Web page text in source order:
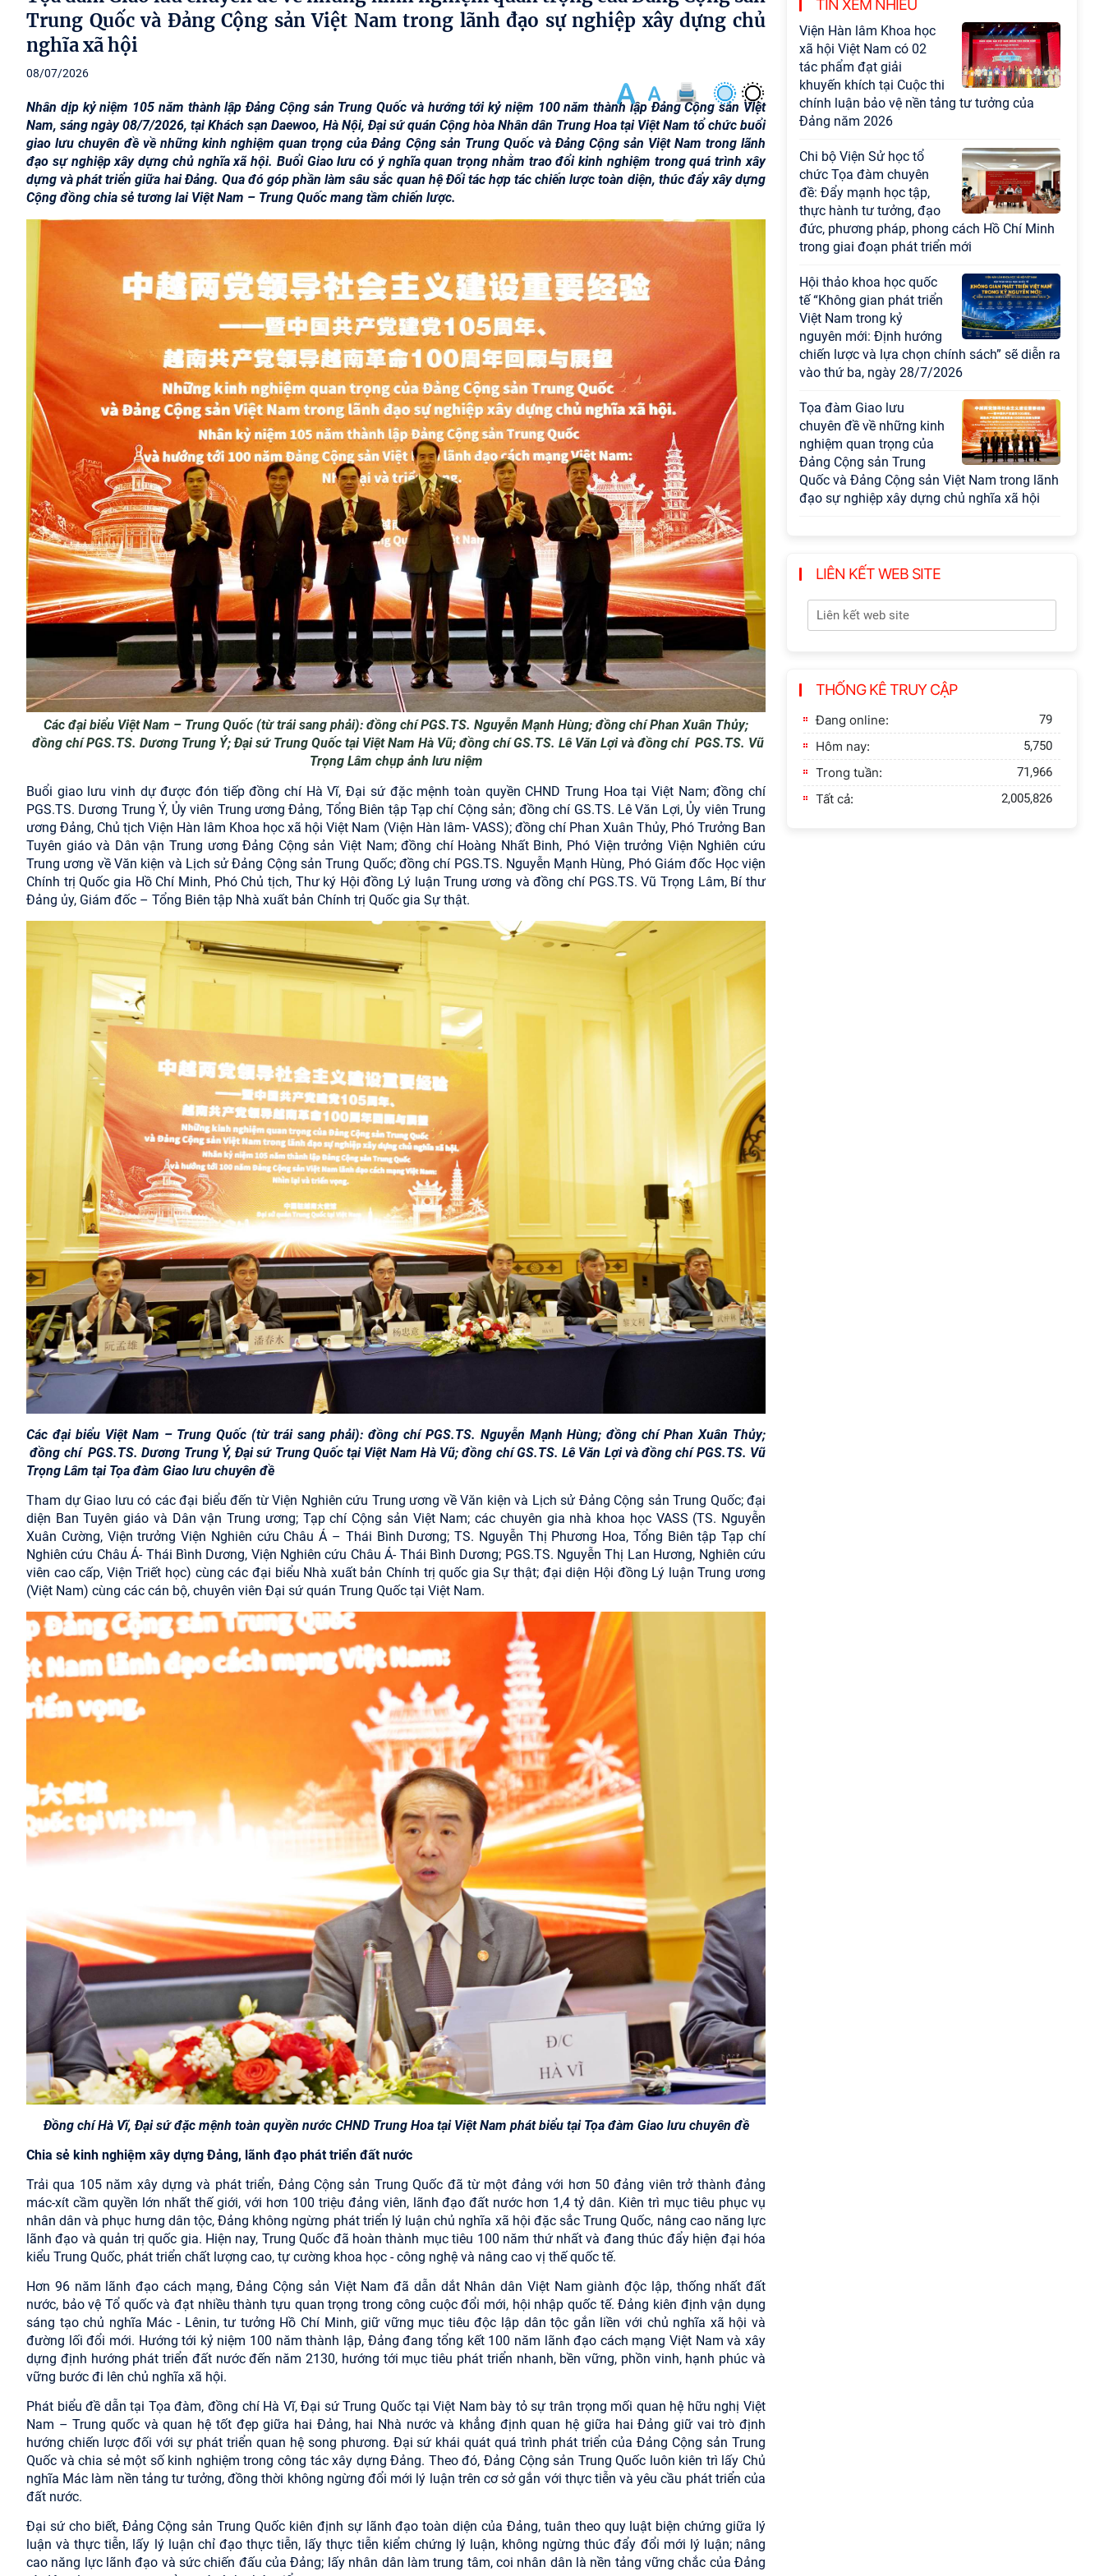
Trung Quốc và Đảng Cộng sản Việt Nam trong lãnh đạo sự nghiệp xây dựng chủ
nghĩa xã hội
08/07/2026
Nhân dịp kỷ niệm 105 năm thành lập Đảng Cộng sản Trung Quốc và hướng tới kỷ niệm 100 năm thành lập Đảng Cộng sản Việt
Nam, sáng ngày 08/7/2026, tại Khách sạn Daewoo, Hà Nội, Đại sứ quán Cộng hòa Nhân dân Trung Hoa tại Việt Nam tổ chức buổi
giao lưu chuyên đề về những kinh nghiệm quan trọng của Đảng Cộng sản Trung Quốc và Đảng Cộng sản Việt Nam trong lãnh
đạo sự nghiệp xây dựng chủ nghĩa xã hội. Buổi Giao lưu có ý nghĩa quan trọng nhằm trao đổi kinh nghiệm trong quá trình xây
dựng và phát triển giữa hai Đảng. Qua đó góp phần làm sâu sắc quan hệ Đối tác hợp tác chiến lược toàn diện, thúc đẩy xây dựng
Cộng đồng chia sẻ tương lai Việt Nam – Trung Quốc mang tầm chiến lược.
Các đại biểu Việt Nam – Trung Quốc (từ trái sang phải): đồng chí PGS.TS. Nguyễn Mạnh Hùng; đồng chí Phan Xuân Thủy;
đồng chí PGS.TS. Dương Trung Ý; Đại sứ Trung Quốc tại Việt Nam Hà Vũ; đồng chí GS.TS. Lê Văn Lợi và đồng chí PGS.TS. Vũ
Trọng Lâm chụp ảnh lưu niệm
Buổi giao lưu vinh dự được đón tiếp đồng chí Hà Vĩ, Đại sứ đặc mệnh toàn quyền CHND Trung Hoa tại Việt Nam; đồng chí
PGS.TS. Dương Trung Ý, Ủy viên Trung ương Đảng, Tổng Biên tập Tạp chí Cộng sản; đồng chí GS.TS. Lê Văn Lợi, Ủy viên Trung
ương Đảng, Chủ tịch Viện Hàn lâm Khoa học xã hội Việt Nam (Viện Hàn lâm- VASS); đồng chí Phan Xuân Thủy, Phó Trưởng Ban
Tuyên giáo và Dân vận Trung ương Đảng Cộng sản Việt Nam; đồng chí Hoàng Nhất Binh, Phó Viện trưởng Viện Nghiên cứu
Trung ương về Văn kiện và Lịch sử Đảng Cộng sản Trung Quốc; đồng chí PGS.TS. Nguyễn Mạnh Hùng, Phó Giám đốc Học viện
Chính trị Quốc gia Hồ Chí Minh, Phó Chủ tịch, Thư ký Hội đồng Lý luận Trung ương vàđồng chí PGS.TS. Vũ Trọng Lâm, Bí thư
Đảng ủy, Giám đốc – Tổng Biên tập Nhà xuất bản Chính trị Quốc gia Sự thật.
Các đại biểu Việt Nam – Trung Quốc (từ trái sang phải): đồng chí PGS.TS. Nguyễn Mạnh Hùng; đồng chí Phan Xuân Thủy;
đồng chí PGS.TS. Dương Trung Ý, Đại sứ Trung Quốc tại Việt Nam Hà Vũ; đồng chí GS.TS. Lê Văn Lợi và đồng chí PGS.TS. Vũ
Trọng Lâm tại Tọa đàm Giao lưu chuyên đề
Tham dự Giao lưu có các đại biểu đến từ Viện Nghiên cứu Trung ương về Văn kiện và Lịch sử Đảng Cộng sản Trung Quốc; đại
diện Ban Tuyên giáo và Dân vận Trung ương; Tạp chí Cộng sản Việt Nam; các chuyên gia nhà khoa học VASS (TS. Nguyễn
Xuân Cường, Viện trưởng Viện Nghiên cứu Châu Á – Thái Bình Dương; TS. Nguyễn Thị Phương Hoa, Tổng Biên tập Tạp chí
Nghiên cứu Châu Á- Thái Bình Dương, Viện Nghiên cứu Châu Á- Thái Bình Dương; PGS.TS. Nguyễn Thị Lan Hương, Nghiên cứu
viên cao cấp, Viện Triết học) cùng các đại biểu Nhà xuất bản Chính trị quốc gia Sự thật; đại diện Hội đồng Lý luận Trung ương
(Việt Nam) cùng các cán bộ, chuyên viên Đại sứ quán Trung Quốc tại Việt Nam.
Đồng chí Hà Vĩ, Đại sứ đặc mệnh toàn quyền nước CHND Trung Hoa tại Việt Nam phát biểu tại Tọa đàm Giao lưu chuyên đề
Chia sẻ kinh nghiệm xây dựng Đảng, lãnh đạo phát triển đất nước
Trải qua 105 năm xây dựng và phát triển, Đảng Cộng sản Trung Quốc đã từ một đảng với hơn 50 đảng viên trở thành đảng
mác-xít cầm quyền lớn nhất thế giới, với hơn 100 triệu đảng viên, lãnh đạo đất nước hơn 1,4 tỷ dân. Kiên trì mục tiêu phục vụ
nhân dân và phục hưng dân tộc, Đảng không ngừng phát triển lý luận chủ nghĩa xã hội đặc sắc Trung Quốc, nâng cao năng lực
lãnh đạo và quản trị quốc gia. Hiện nay, Trung Quốc đã hoàn thành mục tiêu 100 năm thứ nhất và đang thúc đẩy hiện đại hóa
kiểu Trung Quốc, phát triển chất lượng cao, tự cường khoa học - công nghệ và nâng cao vị thế quốc tế.
Hơn 96 năm lãnh đạo cách mạng, Đảng Cộng sản Việt Nam đã dẫn dắt Nhân dân Việt Nam giành độc lập, thống nhất đất
nước, bảo vệ Tổ quốc và đạt nhiều thành tựu quan trọng trong công cuộc đổi mới, hội nhập quốc tế. Đảng kiên định vận dụng
sáng tạo chủ nghĩa Mác - Lênin, tư tưởng Hồ Chí Minh, giữ vững mục tiêu độc lập dân tộc gắn liền với chủ nghĩa xã hội và
đường lối đổi mới. Hướng tới kỷ niệm 100 năm thành lập, Đảng đang tổng kết 100 năm lãnh đạo cách mạng Việt Nam và xây
dựng định hướng phát triển đất nước đến năm 2130, hướng tới mục tiêu phát triển nhanh, bền vững, phồn vinh, hạnh phúc và
vững bước đi lên chủ nghĩa xã hội.
Phát biểu đề dẫn tại Tọa đàm, đồng chí Hà Vĩ, Đại sứ Trung Quốc tại Việt Nam bày tỏ sự trân trọng mối quan hệ hữu nghị Việt
Nam – Trung quốc và quan hệ tốt đẹp giữa hai Đảng, hai Nhà nước và khẳng định quan hệ giữa hai Đảng giữ vai trò định
hướng chiến lược đối với sự phát triển quan hệ song phương. Đại sứ khái quát quá trình phát triển của Đảng Cộng sản Trung
Quốc và chia sẻ một số kinh nghiệm trong công tác xây dựng Đảng. Theo đó, Đảng Cộng sản Trung Quốc luôn kiên trì lấy Chủ
nghĩa Mác làm nền tảng tư tưởng, đồng thời không ngừng đổi mới lý luận trên cơ sở gắn với thực tiễn và yêu cầu phát triển của
đất nước.
Đại sứ cho biết, Đảng Cộng sản Trung Quốc kiên định sự lãnh đạo toàn diện của Đảng, tuân theo quy luật biện chứng giữa lý
luận và thực tiễn, lấy lý luận chỉ đạo thực tiễn, lấy thực tiễn kiểm chứng lý luận, không ngừng thúc đẩy đổi mới lý luận; nâng
cao năng lực lãnh đạo và sức chiến đấu của Đảng; lấy nhân dân làm trung tâm, coi nhân dân là nền tảng vững chắc của Đảng
TIN XEM NHIỀU
Chương trình khoa học và công nghệ trọng
điểm cấp Bộ
Hội thảo khoa học "Kinh
tế Việt Nam 6 tháng đầu
năm 2026: Thách thức,
động lực và triển vọng
phát triển"
Hội nghị Ban Chỉ đạo về
dữ liệu Viện Hàn lâm
Khoa học xã hội Việt
Nam
Viện Hàn lâm Khoa học
xã hội Việt Nam công bố
các quyết định về công
tác cán bộ
Hội thảo quốc tế "Không
gian phát triển Việt Nam
trong kỷ nguyên mới:
và lựa chọn chính sách”
Khai quật công trường
khai thác đá xây dựng
Thành Nhà Hồ ở núi An
Tôn
LIÊN KẾT WEB SITE
THỐNG KÊ TRUY CẬP
Đang online: 79
Hôm nay: 5,750
Trong tuần: 71,966
Tất cả: 2,005,826